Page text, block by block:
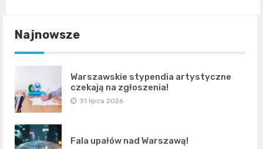
Najnowsze
Warszawskie stypendia artystyczne
czekają na zgłoszenia!
31 lipca 2026
Fala upałów nad Warszawą!